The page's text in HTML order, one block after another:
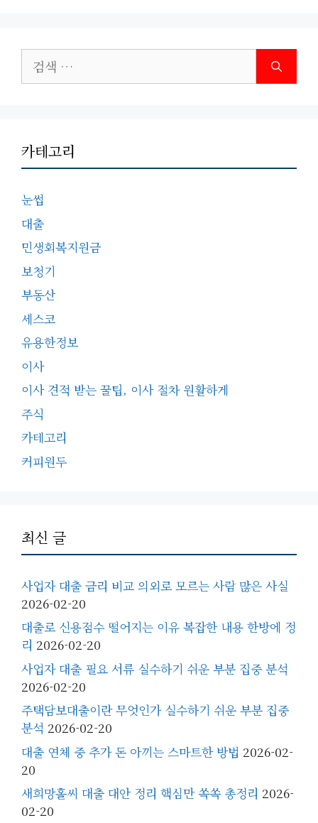
색:
카테고리
눈썹
대출
민생회복지원금
보청기
부동산
세스코
유용한정보
이사
이사 견적 받는 꿀팁, 이사 절차 원활하게
주식
카테고리
커피원두
최신 글
사업자 대출 금리 비교 의외로 모르는 사람 많은 사실
2026-02-20
대출로 신용점수 떨어지는 이유 복잡한 내용 한방에 정
리 2026-02-20
사업자 대출 필요 서류 실수하기 쉬운 부분 집중 분석
2026-02-20
주택담보대출이란 무엇인가 실수하기 쉬운 부분 집중
분석 2026-02-20
대출 연체 중 추가 돈 아끼는 스마트한 방법 2026-02-
20
새희망홀씨 대출 대안 정리 핵심만 쏙쏙 총정리 2026-
02-20